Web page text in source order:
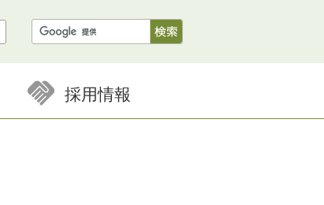
採用情報